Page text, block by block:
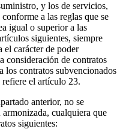
y los de servicios,
a las reglas que se
igual o superior a las
siguientes, siempre
el carácter de poder
consideración de contratos
los contratos subvencionados
refiere el artículo 23.
anterior, no se
cualquiera que
siguientes: